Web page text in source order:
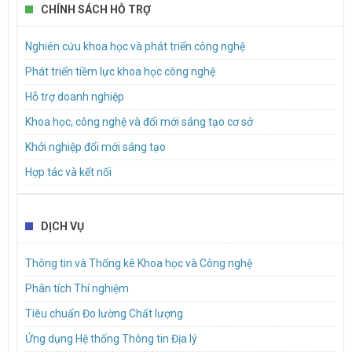
điện tử
động đổi mới sáng tạo cho doanh nghiệp khởi nghiệp sáng tạo,
doanh nghiệp nhỏ và vừa trên địa bàn Thành phố
CHÍNH SÁCH HỖ TRỢ
Nghiên cứu khoa học và phát triển công nghệ
Phát triển tiềm lực khoa học công nghệ
Hỗ trợ doanh nghiệp
Khoa học, công nghệ và đổi mới sáng tạo cơ sở
Khởi nghiệp đổi mới sáng tạo
Hợp tác và kết nối
DỊCH VỤ
Thông tin và Thống kê Khoa học và Công nghệ
Phân tích Thí nghiệm
Tiêu chuẩn Đo lường Chất lượng
Ứng dụng Hệ thống Thông tin Địa lý